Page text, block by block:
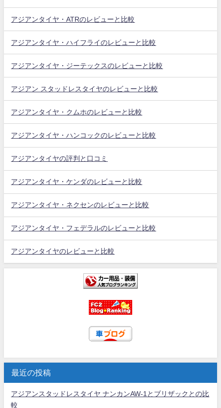
アジアンタイヤ・ATRのレビューと比較
アジアンタイヤ・ハイフライのレビューと比較
アジアンタイヤ・ジーテックスのレビューと比較
アジアン スタッドレスタイヤのレビューと比較
アジアンタイヤ・クムホのレビューと比較
アジアンタイヤ・ハンコックのレビューと比較
アジアンタイヤの評判と口コミ
アジアンタイヤ・ケンダのレビューと比較
アジアンタイヤ・ネクセンのレビューと比較
アジアンタイヤ・フェデラルのレビューと比較
アジアンタイヤのレビューと比較
最近の投稿
アジアンスタッドレスタイヤ ナンカンAW-1とブリザックとの比
較